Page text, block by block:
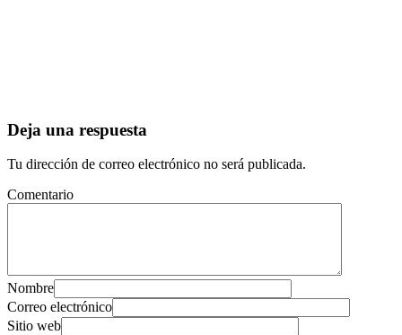
Deja una respuesta
Tu dirección de correo electrónico no será publicada.
Comentario
Nombre
Correo electrónico
Sitio web